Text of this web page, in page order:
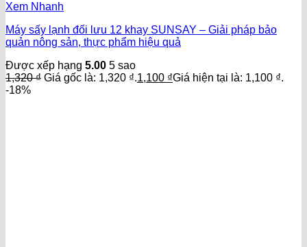
Xem Nhanh
Máy sấy lạnh đối lưu 12 khay SUNSAY – Giải pháp bảo
quản nông sản, thực phẩm hiệu quả
Được xếp hạng 5.00 5 sao
1,320₫ Giá gốc là: 1,320 ₫.1,100 ₫Giá hiện tại là: 1,100 ₫.
-18%